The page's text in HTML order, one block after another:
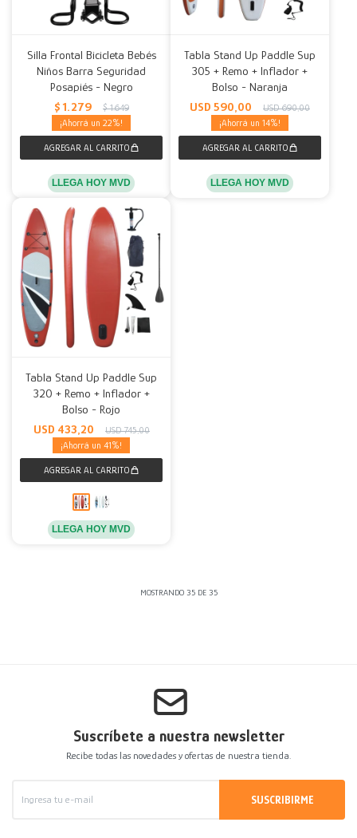
Silla Frontal Bicicleta Bebés
Niños Barra Seguridad
Posapiés - Negro
$ 1.279 $ 1.649
22
LLEGA HOY MVD
Tabla Stand Up Paddle Sup
305 + Remo + Inflador +
Bolso - Naranja
USD 590,00 USD 690,00
14
LLEGA HOY MVD
Tabla Stand Up Paddle Sup
320 + Remo + Inflador +
Bolso - Rojo
USD 433,20 USD 745,00
41
LLEGA HOY MVD
MOSTRANDO 35DE 35
Suscríbete a nuestra newsletter
Recibe todas las novedades y ofertas de nuestra tienda.
SUSCRIBIRME